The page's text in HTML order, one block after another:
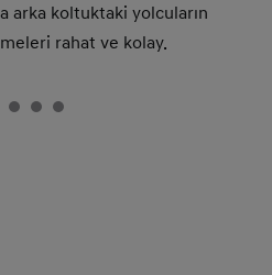
arka koltuktaki yolcuların
rahat ve kolay.